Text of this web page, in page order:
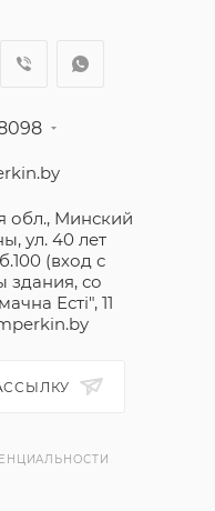
обл., Минский
ул. 40 лет
(вход с
здания, со
Естi", 11